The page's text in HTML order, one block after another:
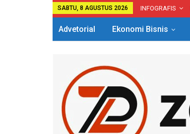
SABTU, 8 AGUSTUS 2026 INFOGRAFIS
Advetorial Ekonomi Bisnis